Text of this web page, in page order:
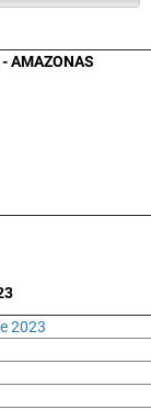
AMAZONAS
2023